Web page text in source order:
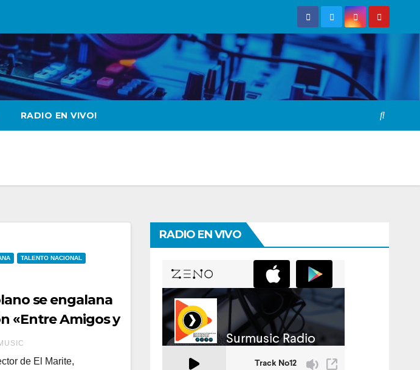
RADIO EN VIVO!
TALENTO NACIONAL
se engalana
«Entre Amigos y
4
de El Marite,
RADIO EN VIVO